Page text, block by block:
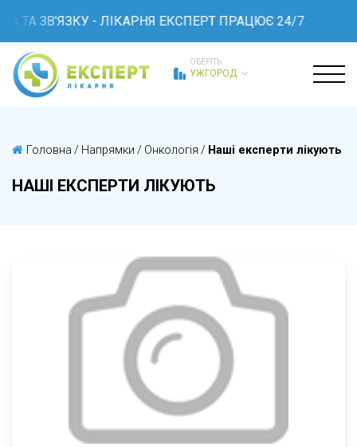
ТА ЗВ'ЯЗКУ - ЛІКАРНЯ ЕКСПЕРТ ПРАЦЮЄ 24/7
ОБЕРІТЬ
УЖГОРОД
Головна / Напрямки / Онкологія / Наші експерти лікують
НАШІ ЕКСПЕРТИ ЛІКУЮТЬ